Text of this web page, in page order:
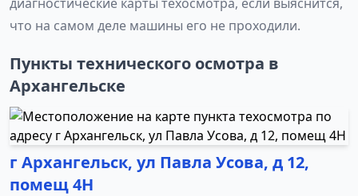
что на самом деле машины его не проходили.
Пункты технического осмотра в
Архангельске
г Архангельск, ул Павла Усова, д 12,
помещ 4Н